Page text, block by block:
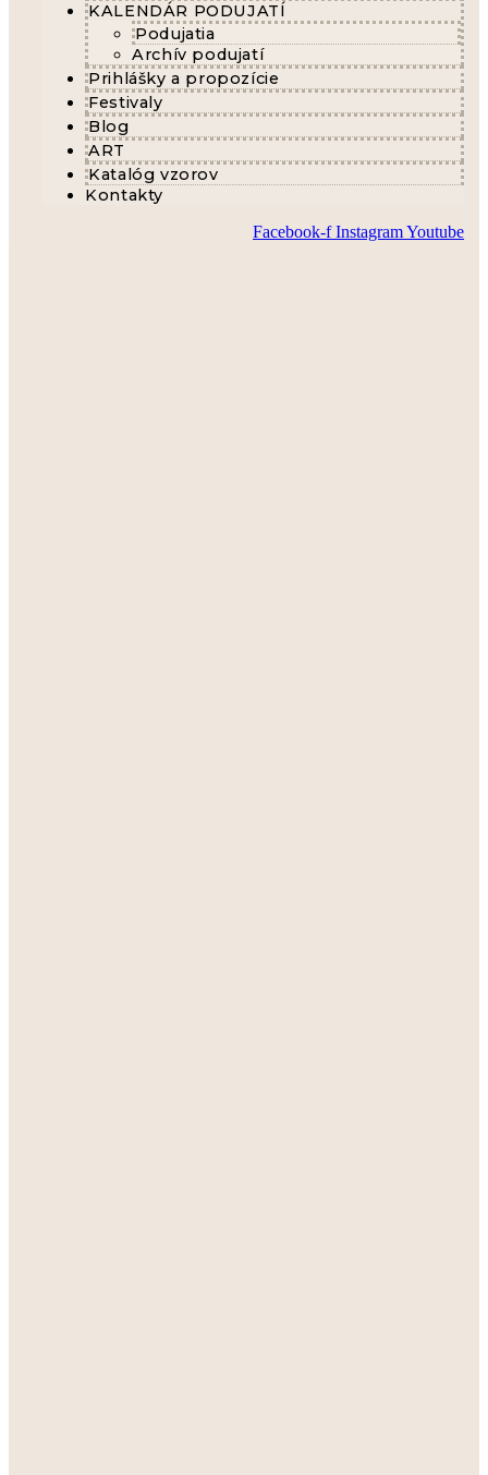
KALENDÁR PODUJATÍ
Podujatia
Archív podujatí
Prihlášky a propozície
Festivaly
Blog
ART
Katalóg vzorov
Kontakty
Facebook-f InstagramYoutube